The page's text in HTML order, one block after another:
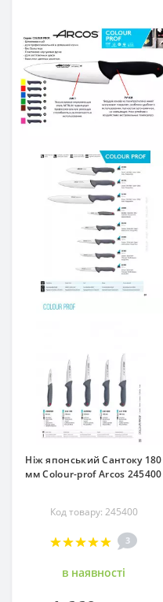
Ніж японський Сантоку 180
мм Сolour-prof Arcos 245400
Код товару: 245400
3
в наявностi